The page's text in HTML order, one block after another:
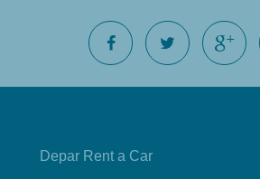
Depar Rent a Car